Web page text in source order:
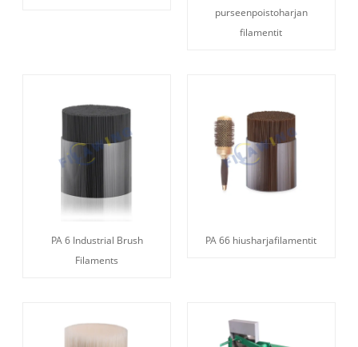
purseenpoistoharjan
filamentit
PA 6 Industrial Brush
Filaments
PA 66 hiusharjafilamentit